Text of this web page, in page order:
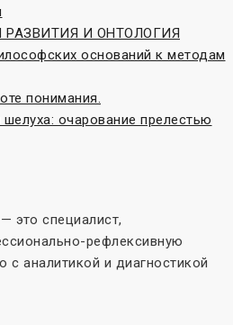
РАЗВИТИЯ И ОНТОЛОГИЯ
оснований к методам
понимания.
очарование прелестью
это специалист,
рефлексивную
с аналитикой и диагностикой